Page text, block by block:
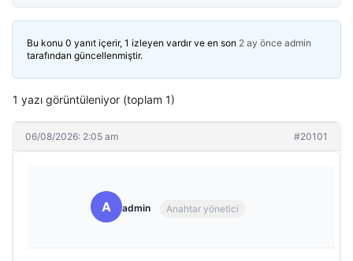
Bu konu 0 yanıt içerir, 1 izleyen vardır ve en son 2 ay önce admin
tarafından güncellenmiştir.
1 yazı görüntüleniyor (toplam 1)
06/08/2026: 2:05 am #20101
A admin Anahtar yönetici